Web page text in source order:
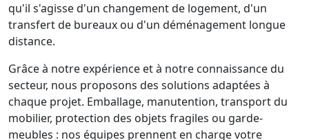
qu'il s'agisse d'un changement de logement, d'un
transfert de bureaux ou d'un déménagement longue
distance.
Grâce à notre expérience et à notre connaissance du
secteur, nous proposons des solutions adaptées à
chaque projet. Emballage, manutention, transport du
mobilier, protection des objets fragiles ou garde-
meubles : nos équipes prennent en charge votre